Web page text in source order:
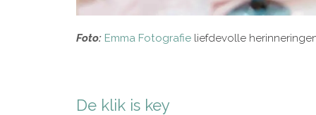
Foto: Emma Fotografieliefdevolle
De klik is key